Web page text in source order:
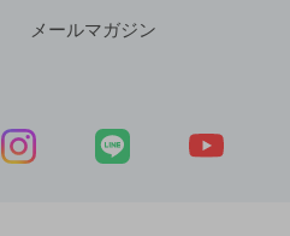
メールマガジン